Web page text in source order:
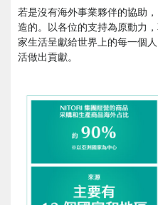
若是沒有海外事業夥伴的協助
造的。以各位的支持為原動力
家生活呈獻給世界上的每一個
活做出貢獻。